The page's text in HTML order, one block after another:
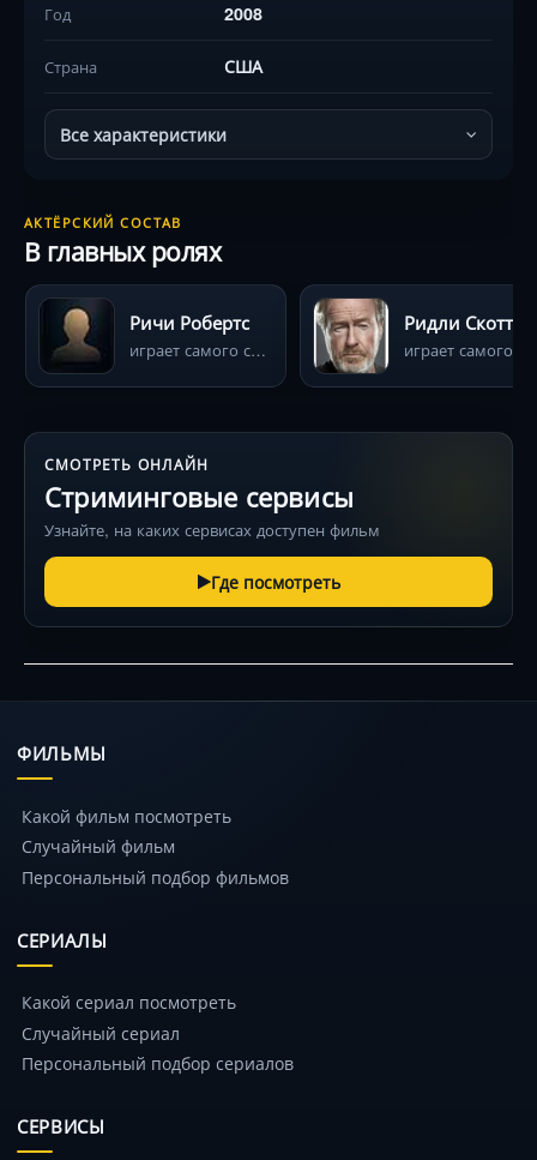
Год 2008
Страна США
Все характеристики
АКТЁРСКИЙ СОСТАВ
В главных ролях
Ричи Робертс
играет самого себя
Ридли Скотт
СМОТРЕТЬ ОНЛАЙН
Стриминговые сервисы
Узнайте, на каких сервисах доступен фильм
Где посмотреть
ФИЛЬМЫ
Какой фильм посмотреть
Случайный фильм
Персональный подбор фильмов
СЕРИАЛЫ
Какой сериал посмотреть
Случайный сериал
Персональный подбор сериалов
СЕРВИСЫ